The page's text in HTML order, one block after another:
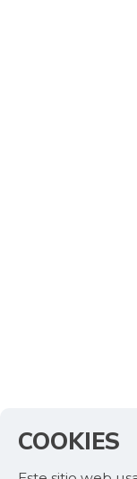
COOKIES